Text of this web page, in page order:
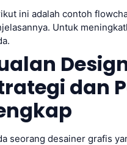
ini adalah contoh
Untuk
dan
seorang desainer grafis